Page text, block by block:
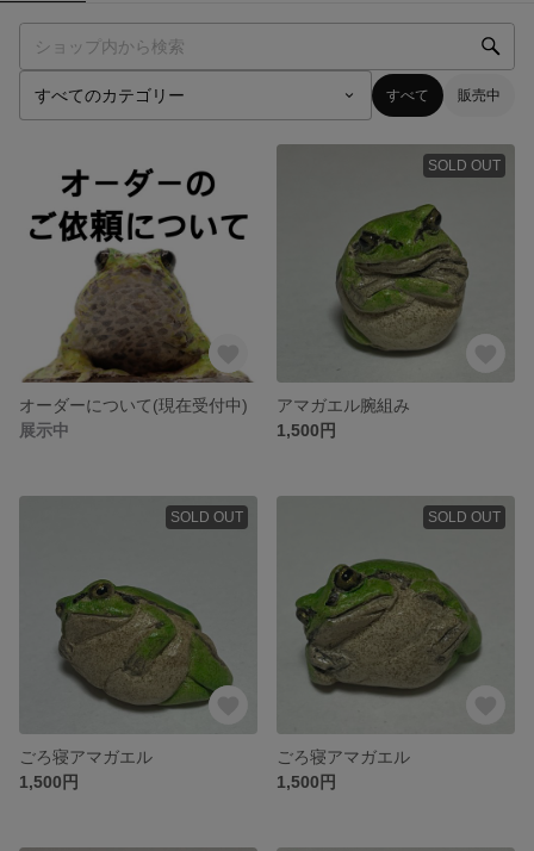
すべて 販売中
オーダーについて(現在受付中)
展示中
SOLD OUT
アマガエル腕組み
1,500円
SOLD OUT
ごろ寝アマガエル
1,500円
SOLD OUT
ごろ寝アマガエル
1,500円